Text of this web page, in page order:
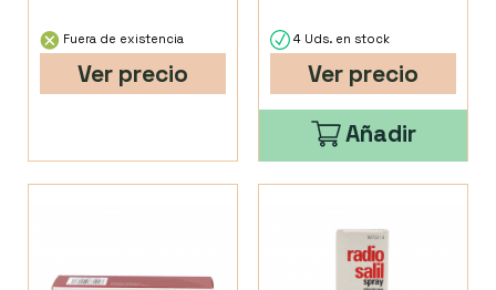
Fuera de existencia
Ver precio
4 Uds. en stock
Ver precio
Añadir